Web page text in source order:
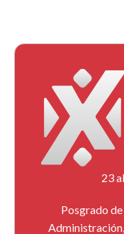
23
Posgrado